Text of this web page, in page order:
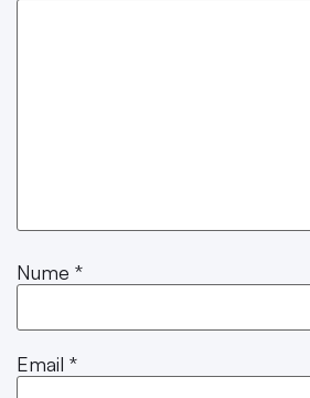
Nume *
Email *